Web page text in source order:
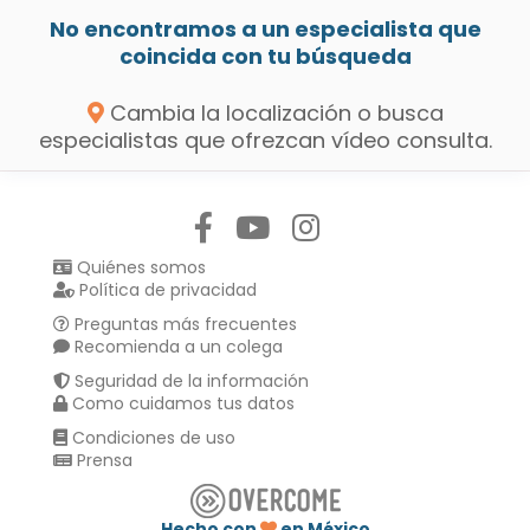
No encontramos a un especialista que
coincida con tu búsqueda
Cambia la localización o busca
especialistas que ofrezcan vídeo consulta.
Quiénes somos
Política de privacidad
Preguntas más frecuentes
Recomienda a un colega
Seguridad de la información
Como cuidamos tus datos
Condiciones de uso
Prensa